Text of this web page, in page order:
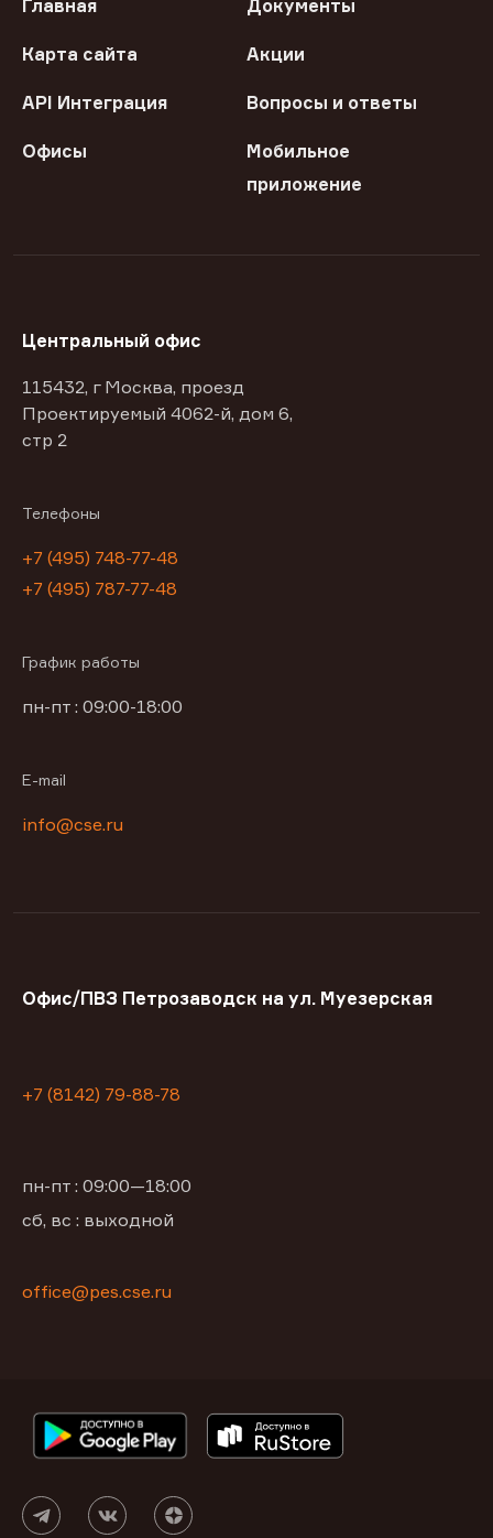
Главная Документы
Карта сайта Акции
API Интеграция Вопросы и ответы
Офисы
Мобильное
приложение
Центральный офис
115432, г Москва, проезд
Проектируемый 4062-й, дом 6,
стр 2
Телефоны
+7 (495) 748-77-48
+7 (495) 787-77-48
График работы
пн-пт : 09:00-18:00
E-mail
info@cse.ru
Офис/ПВЗ Петрозаводск на ул. Муезерская
+7 (8142) 79-88-78
пн-пт : 09:00—18:00
сб, вс : выходной
office@pes.cse.ru